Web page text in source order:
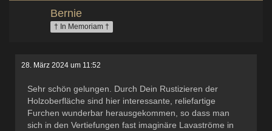
Bernie
† In Memoriam †
28. März 2024 um 11:52
Sehr schön gelungen. Durch Dein Rustizieren der
Holzoberfläche sind hier interessante, reliefartige
Furchen wunderbar herausgekommen, so dass man
sich in den Vertiefungen fast imaginäre Lavaströme in